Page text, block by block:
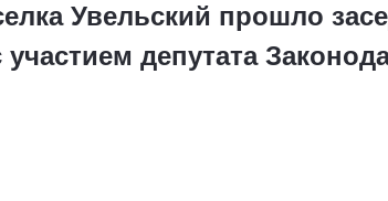
Увельский прошло
депутата